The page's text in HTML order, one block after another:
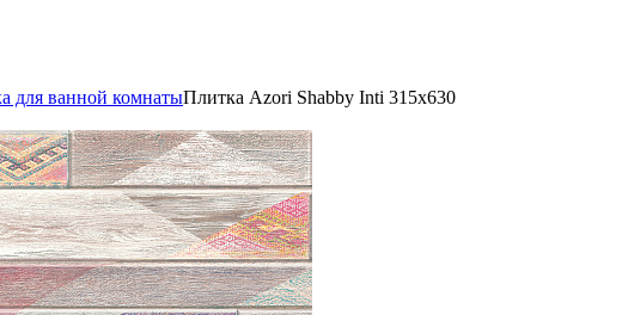
для ванной комнатыПлитка Azori Shabby Inti 315x630